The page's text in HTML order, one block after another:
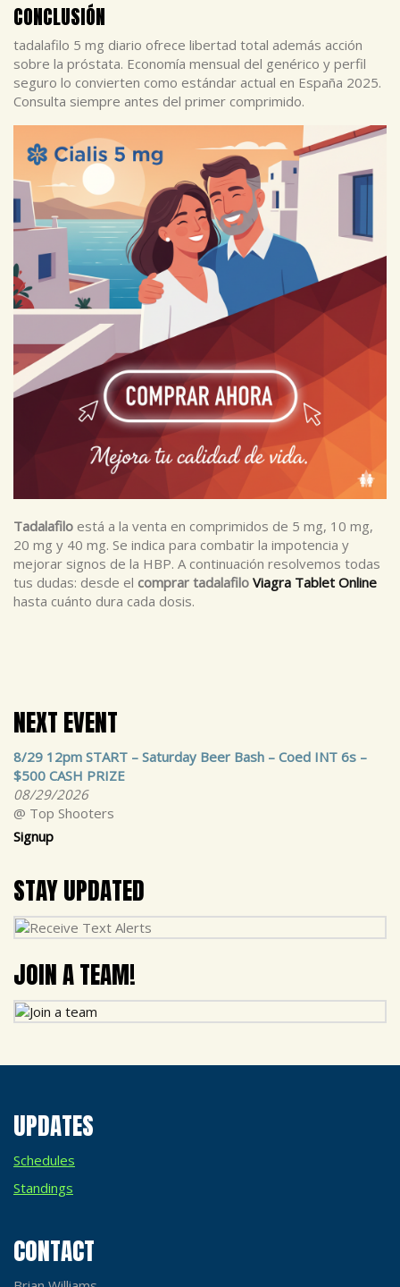
CONCLUSIÓN
tadalafilo 5 mg diario ofrece libertad total además acción
sobre la próstata. Economía mensual del genérico y perfil
seguro lo convierten como estándar actual en España 2025.
Consulta siempre antes del primer comprimido.
Tadalafilo está a la venta en comprimidos de 5 mg, 10 mg,
20 mg y 40 mg. Se indica para combatir la impotencia y
mejorar signos de la HBP. A continuación resolvemos todas
tus dudas: desde el comprar tadalafilo Viagra Tablet Online
hasta cuánto dura cada dosis.
NEXT EVENT
8/29 12pm START – Saturday Beer Bash – Coed INT 6s –
$500 CASH PRIZE
08/29/2026
@ Top Shooters
Signup
STAY UPDATED
JOIN A TEAM!
UPDATES
Schedules
Standings
CONTACT